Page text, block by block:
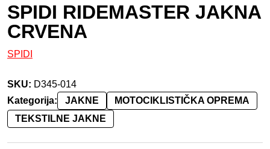
SPIDI RIDEMASTER JAKNA
CRVENA
SPIDI
SKU: D345-014
Kategorija:
JAKNE
MOTOCIKLISTIČKA OPREMA
TEKSTILNE JAKNE